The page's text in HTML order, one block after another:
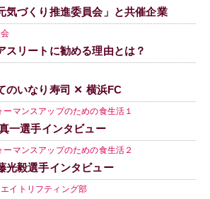
気づくり推進委員会」と共催企業
スリートに勧める理由とは？
のいなり寿司 ✕ 横浜FC
ンスアップのための食生活１
一選手インタビュー
マンスアップのための食生活２
光毅選手インタビュー
イトリフティング部